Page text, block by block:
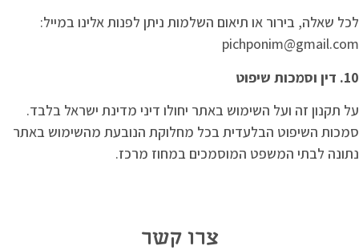
לכל שאלה, בירור או תיאום השלמות ניתן לפנות אלינו במייל:
pichponim@gmail.com
10. דין וסמכות שיפוט
על תקנון זה ועל השימוש באתר יחולו דיני מדינת ישראל בלבד.
סמכות השיפוט הבלעדית בכל מחלוקת הנובעת מהשימוש באתר
נתונה לבתי המשפט המוסמכים במחוז מרכז.
צרו קשר